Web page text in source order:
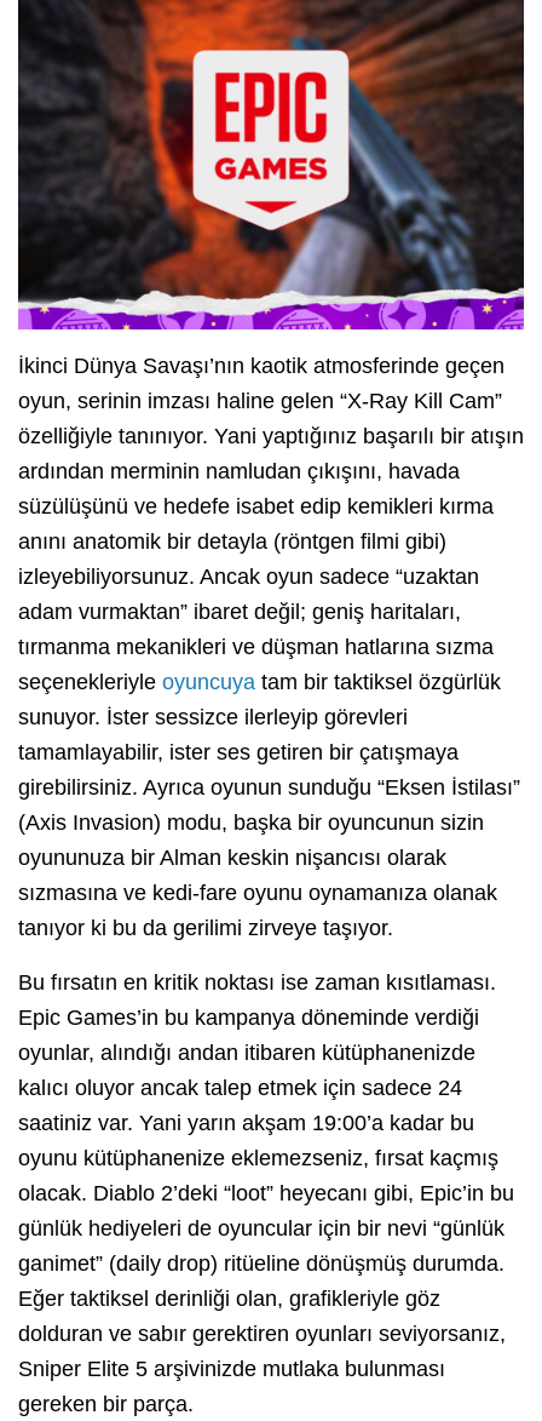
İkinci Dünya Savaşı’nın kaotik atmosferinde geçen
oyun, serinin imzası haline gelen “X-Ray Kill Cam”
özelliğiyle tanınıyor. Yani yaptığınız başarılı bir atışın
ardından merminin namludan çıkışını, havada
süzülüşünü ve hedefe isabet edip kemikleri kırma
anını anatomik bir detayla (röntgen filmi gibi)
izleyebiliyorsunuz. Ancak oyun sadece “uzaktan
adam vurmaktan” ibaret değil; geniş haritaları,
tırmanma mekanikleri ve düşman hatlarına sızma
seçenekleriyle oyuncuya tam bir taktiksel özgürlük
sunuyor. İster sessizce ilerleyip görevleri
tamamlayabilir, ister ses getiren bir çatışmaya
girebilirsiniz. Ayrıca oyunun sunduğu “Eksen İstilası”
(Axis Invasion) modu, başka bir oyuncunun sizin
oyununuza bir Alman keskin nişancısı olarak
sızmasına ve kedi-fare oyunu oynamanıza olanak
tanıyor ki bu da gerilimi zirveye taşıyor.
Bu fırsatın en kritik noktası ise zaman kısıtlaması.
Epic Games’in bu kampanya döneminde verdiği
oyunlar, alındığı andan itibaren kütüphanenizde
kalıcı oluyor ancak talep etmek için sadece 24
saatiniz var. Yani yarın akşam 19:00’a kadar bu
oyunu kütüphanenize eklemezseniz, fırsat kaçmış
olacak. Diablo 2’deki “loot” heyecanı gibi, Epic’in bu
günlük hediyeleri de oyuncular için bir nevi “günlük
ganimet” (daily drop) ritüeline dönüşmüş durumda.
Eğer taktiksel derinliği olan, grafikleriyle göz
dolduran ve sabır gerektiren oyunları seviyorsanız,
Sniper Elite 5 arşivinizde mutlaka bulunması
gereken bir parça.